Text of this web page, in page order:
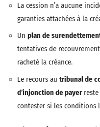
La cession n’a aucune
garanties attachées à la
Un plan de
tentatives de
racheté la créance.
Le recours au tribunal de
d’injonction de payerreste
contester si les conditions